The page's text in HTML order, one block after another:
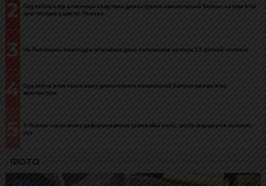
2
Суд зобов’язав власницю квартири демонтувати самовільний балкон на пам’ятці
архітектури у центрі Львова
3 На Львівщині внаслідок зіткнення двох легковиків загинув 23-річний чоловік
4
Суд зобов’язав львів’янку демонтувати незаконний балкон на пам’ятці
архітектури
5
У Львові через спеку деформувалися трамвайні колії: шість маршрутів змінили
рух
ФОТО